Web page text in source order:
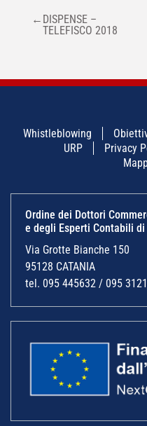
NAVIGAZIONE
ARTICOLI
← DISPENSE –
TELEFISCO 2018
Whistleblowing
URP
Privacy
Ordine dei Dottori
e degli Esperti Contabili di
Via Grotte Bianche 150
95128 CATANIA
tel. 095 445632 / 095